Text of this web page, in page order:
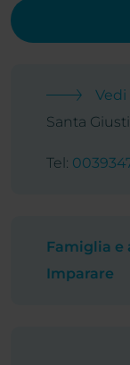
Santa
Tel:
Famiglia e
Imparare